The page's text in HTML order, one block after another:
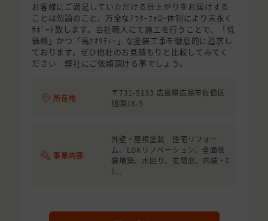
お客様にご満足していただける仕上がりをお届けする
ことは勿論のこと、万全なｱﾌﾀｰﾌｫﾛｰ体制により末永く
ｻﾎﾟｰﾄ致します。自社職人にて施工を行うことで、「低
価格」かつ「高ｸｵﾘﾃｨｰ」な塗装工事を徹底的に追求し
ております。ぜひ他社のお見積もりと比較してみてく
ださい 弊社にご依頼頂ける事でしょう。
所在地
〒731-5133 広島県広島市佐伯区
旭園18-5
事業内容
外壁・屋根塗装 住宅リフォー
ム、LDKリノベーション、全面改
装増築、水回り、玄関窓、内装・ｴ
ｸ...